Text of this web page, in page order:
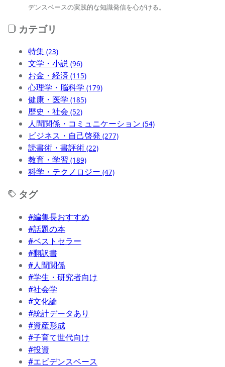
デンスベースの実践的な知識発信を心がける。
カテゴリ
特集 (23)
文学・小説 (96)
お金・経済 (115)
心理学・脳科学 (179)
健康・医学 (185)
歴史・社会 (52)
人間関係・コミュニケーション (54)
ビジネス・自己啓発 (277)
読書術・書評術 (22)
教育・学習 (189)
科学・テクノロジー (47)
タグ
#編集長おすすめ
#話題の本
#ベストセラー
#翻訳書
#人間関係
#学生・研究者向け
#社会学
#文化論
#統計データあり
#資産形成
#子育て世代向け
#投資
#エビデンスベース